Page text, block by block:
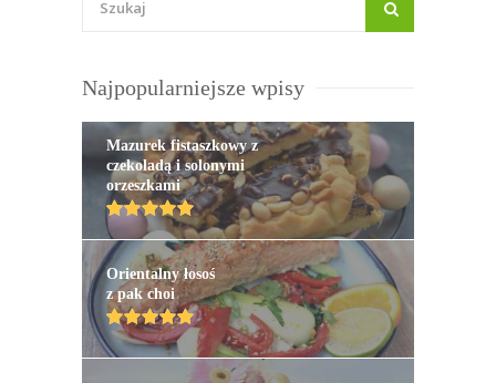
Najpopularniejsze wpisy
Mazurek fistaszkowy z
czekoladą i solonymi
orzeszkami
Orientalny łosoś
z pak choi